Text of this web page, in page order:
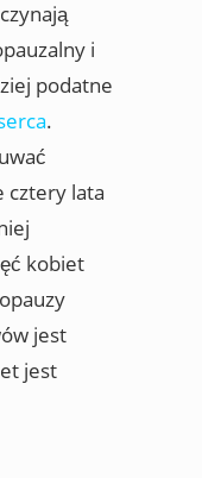
i
podatne
.
cztery lata
kobiet
jest
jest